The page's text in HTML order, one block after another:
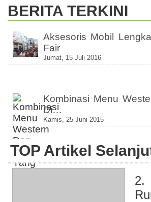
BERITA TERKINI
Aksesoris Mobil
Fair
Jumat, 15 Juli 2016
Kombinasi Menu
Di…
Kamis, 25 Juni 2015
TOP Artikel
2.